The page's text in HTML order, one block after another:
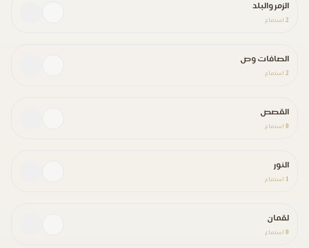
الزمر والبلد
2 استماع
الصافات وص
2 استماع
القصص
0 استماع
النور
1 استماع
لقمان
0 استماع